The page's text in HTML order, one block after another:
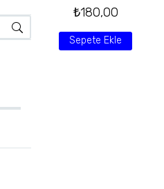
₺180,00
Sepete Ekle